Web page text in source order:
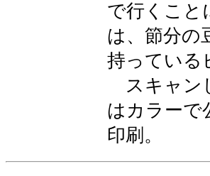
で行くこと
は、節分の
持っている
スキャン
はカラーで
印刷。